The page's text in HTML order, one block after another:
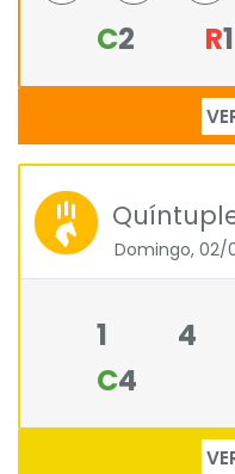
C2 R1
Domingo, 02/
1 4
C4